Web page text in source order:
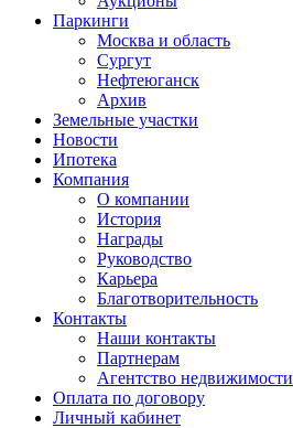
Паркинги
Москва и область
Сургут
Нефтеюганск
Архив
Земельные участки
Новости
Ипотека
Компания
О компании
История
Награды
Руководство
Карьера
Благотворительность
Контакты
Наши контакты
Партнерам
Агентство недвижимости
Оплата по договору
Личный кабинет